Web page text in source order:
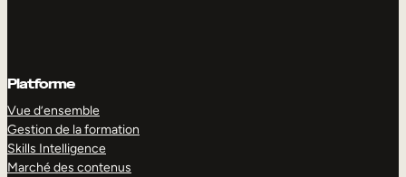
Platforme
Vue d’ensemble
Gestion de la formation
Skills Intelligence
Marché des contenus